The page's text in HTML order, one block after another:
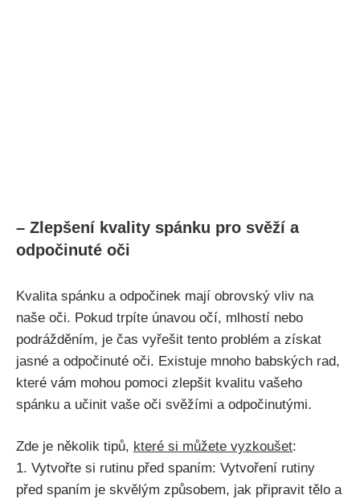
– Zlepšení kvality spánku​ pro​ svěží a
odpočinuté ‌oči
Kvalita spánku⁢ a odpočinek mají obrovský vliv na
naše oči. Pokud trpíte únavou očí, mlhostí nebo
podrážděním, je čas vyřešit tento problém a získat
jasné a odpočinuté oči. Existuje mnoho babských rad,
které vám‍ mohou pomoci ⁤zlepšit kvalitu vašeho
spánku a ‌učinit vaše ‌oči svěžími a odpočinutými.
Zde je několik tipů, které si můžete vyzkoušet:
1. Vytvořte si rutinu před spaním: Vytvoření rutiny
před spaním je skvělým způsobem, jak ‌připravit ‌tělo a